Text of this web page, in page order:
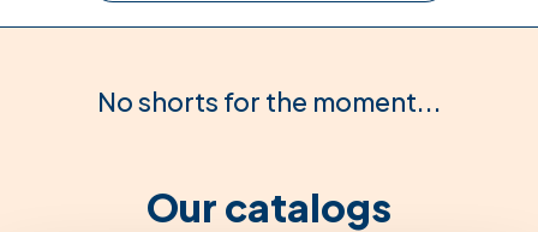
No shorts for the moment...
Our catalogs